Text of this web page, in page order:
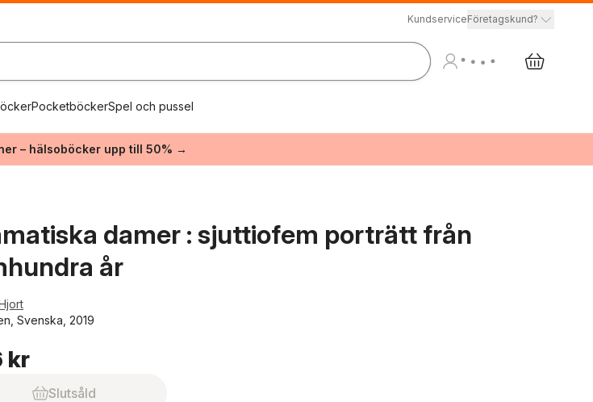
KundserviceFöretagskund?
PocketböckerSpel och pussel
– hälsoböcker upp till 50% →
damer : sjuttiofem porträtt från
år
Svenska, 2019
kr
Slutsåld